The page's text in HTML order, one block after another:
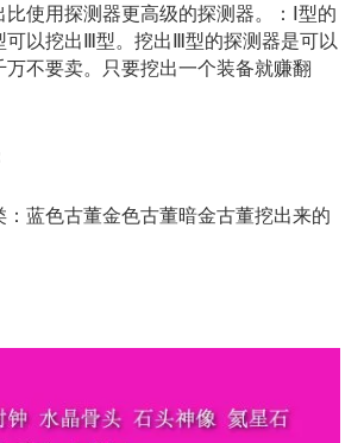
用探测器更高级的探测器。：Ⅰ型的
可以挖出Ⅲ型。挖出Ⅲ型的探测器是可以
万不要卖。只要挖出一个装备就赚翻
色古董金色古董暗金古董挖出来的